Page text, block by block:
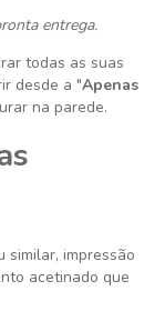
entrega.
todas as suas
desde a "Apenas
na parede.
similar, impressão
acetinado que